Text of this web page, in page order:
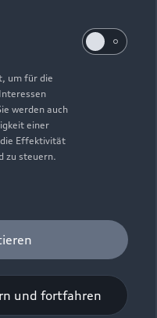
um für die
werden auch
einer
die Effektivität
zu steuern.
und fortfahren